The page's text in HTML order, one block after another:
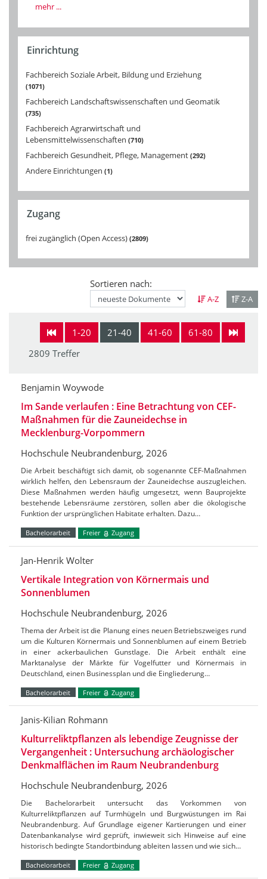
mehr ...
Einrichtung
Fachbereich Soziale Arbeit, Bildung und Erziehung
1071
Fachbereich Landschaftswissenschaften und Geomatik
735
Fachbereich Agrarwirtschaft und
Lebensmittelwissenschaften 710
Fachbereich Gesundheit, Pflege, Management 292
Andere Einrichtungen 1
Zugang
frei zugänglich (Open Access) 2809
Sortieren nach:
A-Z Z-A
1-20 21-40 41-60
61-80
2809 Treffer
Benjamin Woywode
Im Sande verlaufen : Eine Betrachtung von CEF-
Maßnahmen für die Zauneidechse in
Mecklenburg-Vorpommern
Hochschule Neubrandenburg, 2026
Die Arbeit beschäftigt sich damit, ob sogenannte CEF-Maßnahmen
wirklich helfen, den Lebensraum der Zauneidechse auszugleichen.
Diese Maßnahmen werden häufig umgesetzt, wenn Bauprojekte
bestehende Lebensräume zerstören, sollen aber die ökologische
Funktion der ursprünglichen Habitate erhalten. Dazu…
Bachelorarbeit Freier Zugang
Jan-Henrik Wolter
Vertikale Integration von Körnermais und
Sonnenblumen
Hochschule Neubrandenburg, 2026
Thema der Arbeit ist die Planung eines neuen Betriebszweiges rund
um die Kulturen Körnermais und Sonnenblumen auf einem Betrieb
in einer ackerbaulichen Gunstlage. Die Arbeit enthält eine
Marktanalyse der Märkte für Vogelfutter und Körnermais in
Deutschland, einen Businessplan und die Eingliederung…
Bachelorarbeit Freier Zugang
Janis-Kilian Rohmann
Kulturreliktpflanzen als lebendige Zeugnisse der
Vergangenheit : Untersuchung archäologischer
Denkmalflächen im Raum Neubrandenburg
Hochschule Neubrandenburg, 2026
Die Bachelorarbeit untersucht das Vorkommen von
Kulturreliktpflanzen auf Turmhügeln und Burgwüstungen im Rai
Neubrandenburg. Auf Grundlage eigener Kartierungen und einer
Datenbankanalyse wird geprüft, inwieweit sich Hinweise auf eine
historisch bedingte Standortbindung ableiten lassen und wie sich…
Bachelorarbeit Freier Zugang